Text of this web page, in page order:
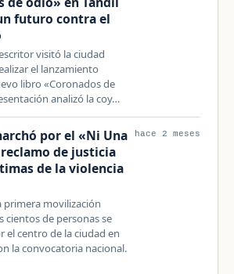
futuro contra el
visitó la ciudad
el lanzamiento
libro «Coronados de
analizó la coy…
por el «Ni Una
de justicia
de la violencia
primera movilización
cientos de personas se
el centro de la ciudad en
la convocatoria nacional.
hace 2 meses